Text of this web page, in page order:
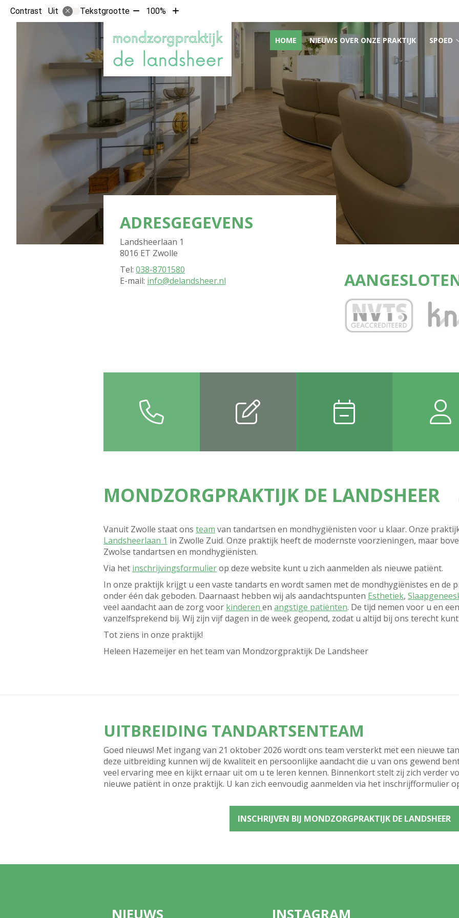
Contrast Uit Tekstgrootte Tekst
met
10%
100%
Tekst
10%
HOOFDMENU
HOME NIEUWS OVER ONZE PRAKTIJK SPOED
ADRESGEGEVENS
Landsheerlaan 1
8016 ET Zwolle
Tel: 038-8701580
E-mail: info@delandsheer.nl
MONDZORGPRAKTIJK DE LANDSHEER
Vanuit Zwolle staat ons team van tandartsen en mondhygiënisten voor u klaar. Onze
Landsheerlaan 1 in Zwolle Zuid. Onze praktijk heeft de modernste voorzieningen, maar
Zwolse tandartsen en mondhygiënisten.
Via het inschrijvingsformulierop deze website kunt u zich aanmelden als nieuwe patiënt.
In onze praktijk krijgt u een vaste tandarts en wordt samen met de mondhygiënistes en de
onder één dak geboden. Daarnaast hebben wij als aandachtspunten Esthetiek,
veel aandacht aan de zorg voor kinderen en angstige patiënten. De tijd nemen voor u en
vanzelfsprekend bij. Wij zijn vijf dagen in de week geopend, zodat u altijd bij ons terecht
Tot ziens in onze praktijk!
Heleen Hazemeijer en het team van Mondzorgpraktijk De Landsheer
UITBREIDING TANDARTSENTEAM
Goed nieuws! Met ingang van 21 oktober 2026 wordt ons team versterkt met een nieuwe
deze uitbreiding kunnen wij de kwaliteit en persoonlijke aandacht die u van ons gewend
veel ervaring mee en kijkt ernaar uit om u te leren kennen. Binnenkort stelt zij zich verder
nieuwe patiënt in onze praktijk. U kan zich eenvoudig aanmelden via het inschrijfformulier
INSCHRIJVEN BIJ MONDZORGPRAKTIJK DE LANDSHEER
NIEUWS INSTAGRAM